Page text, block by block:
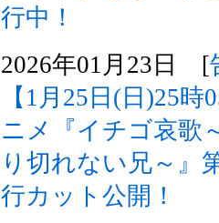
行中！
2026年01月23日 [
【1月25日(日)25
ニメ『イチゴ哀歌
り切れない兄～
行カット公開！